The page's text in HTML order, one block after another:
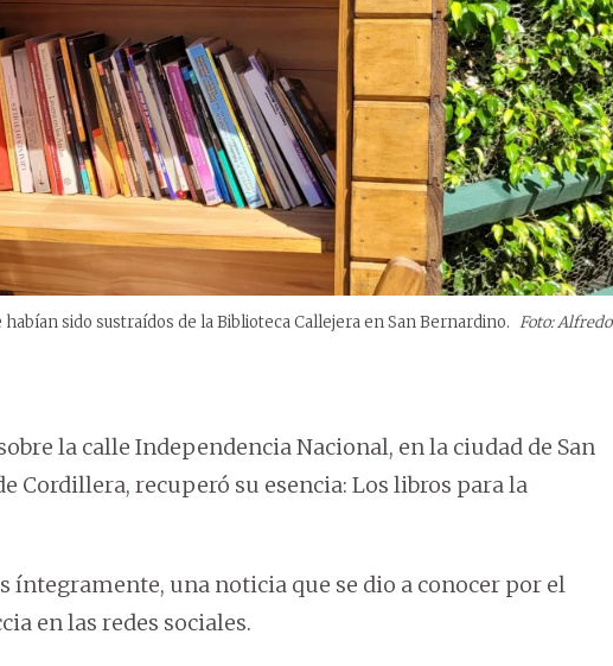
sido sustraídos de la Biblioteca Callejera en San Bernardino. Foto: Alfredo
la calle Independencia Nacional, en la ciudad de San
Cordillera, recuperó su esencia: Los libros para la
íntegramente, una noticia que se dio a conocer por el
en las redes sociales.